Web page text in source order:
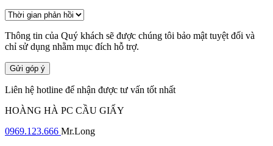
Thông tin của Quý khách sẽ được chúng tôi bảo mật tuyệt đối và
chỉ sử dụng nhằm mục đích hỗ trợ.
Gửi góp ý
Liên hệ hotline để nhận được tư vấn tốt nhất
HOÀNG HÀ PC CẦU GIẤY
0969.123.666 Mr.Long